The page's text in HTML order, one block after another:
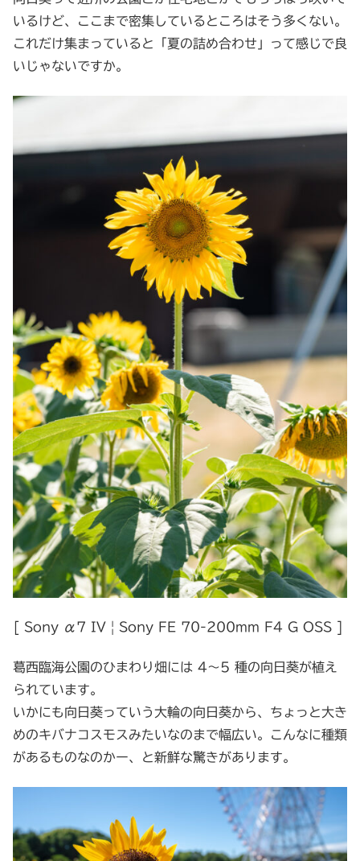
いるけど、ここまで密集しているところはそう多くない。
これだけ集まっていると「夏の詰め合わせ」って感じで良
いじゃないですか。
[ Sony α7 IV | Sony FE 70-200mm F4 G OSS ]
葛西臨海公園のひまわり畑には 4～5 種の向日葵が植え
られています。
いかにも向日葵っていう大輪の向日葵から、ちょっと大き
めのキバナコスモスみたいなのまで幅広い。こんなに種類
があるものなのかー、と新鮮な驚きがあります。